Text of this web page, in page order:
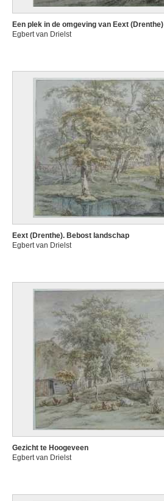
Een plek in de omgeving van Eext (Drenthe)
Egbert van Drielst
Eext (Drenthe). Bebost landschap
Egbert van Drielst
Gezicht te Hoogeveen
Egbert van Drielst